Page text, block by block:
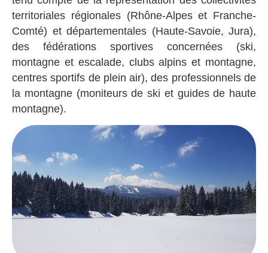
territoriales régionales (Rhône-Alpes et Franche-
Comté) et départementales (Haute-Savoie, Jura),
des fédérations sportives concernées (ski,
montagne et escalade, clubs alpins et montagne,
centres sportifs de plein air), des professionnels de
la montagne (moniteurs de ski et guides de haute
montagne).